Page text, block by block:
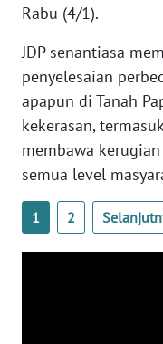
Rabu (4/1).
JDP senantiasa
penyelesaian
apapun di Tanah
kekerasan,
membawa
semua level
1 2
WN
WN
SERAMBI
WN
JAMBI